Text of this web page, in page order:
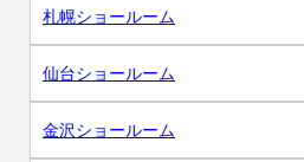
札幌ショールーム
仙台ショールーム
金沢ショールーム